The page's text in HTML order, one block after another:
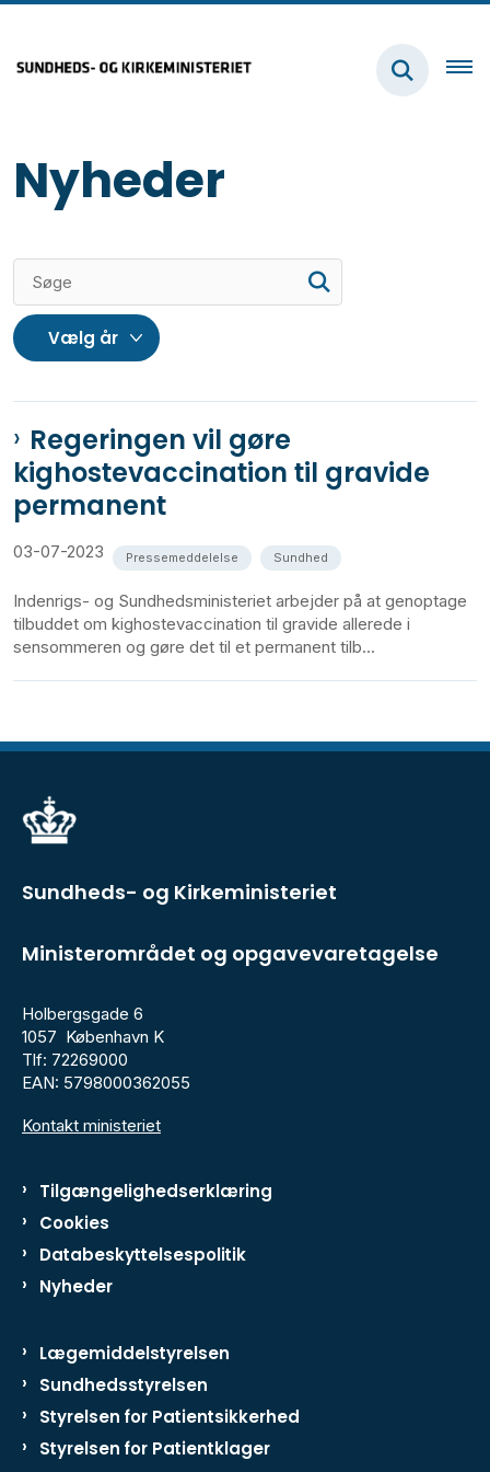
Nyheder
Regeringen vil gøre
kighostevaccination til gravide
permanent
03-07-2023 Pressemeddelelse Sundhed
Indenrigs- og Sundhedsministeriet arbejder på at genoptage
tilbuddet om kighostevaccination til gravide allerede i
sensommeren og gøre det til et permanent tilb...
Sundheds- og Kirkeministeriet
Ministerområdet og opgavevaretagelse
Holbergsgade 6
1057 København K
Tlf: 72269000
EAN: 5798000362055
Kontakt ministeriet
Tilgængelighedserklæring
Cookies
Databeskyttelsespolitik
Nyheder
Lægemiddelstyrelsen
Sundhedsstyrelsen
Styrelsen for Patientsikkerhed
Styrelsen for Patientklager